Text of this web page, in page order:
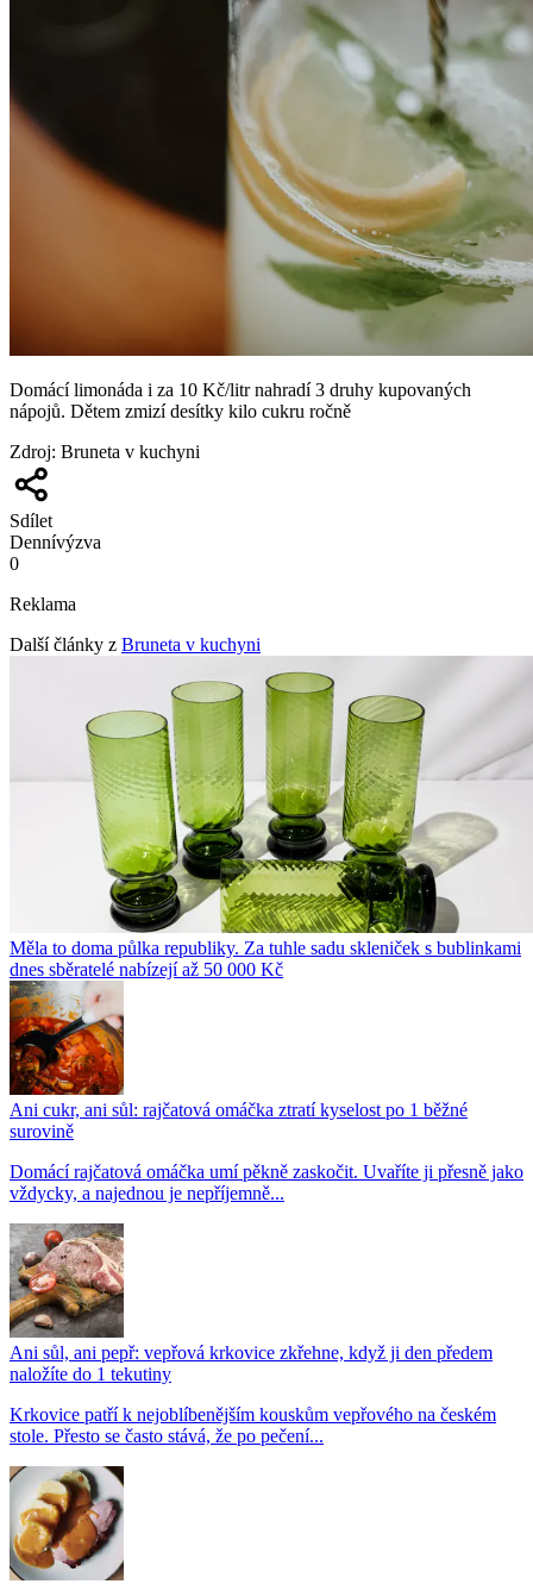
Domácí limonáda i za 10 Kč/litr nahradí 3 druhy kupovaných
nápojů. Dětem zmizí desítky kilo cukru ročně
Zdroj: Bruneta v kuchyni
Sdílet
Dennívýzva
0
Reklama
Další články z Bruneta v kuchyni
Měla to doma půlka republiky. Za tuhle sadu skleniček s bublinkami
dnes sběratelé nabízejí až 50 000 Kč
Ani cukr, ani sůl: rajčatová omáčka ztratí kyselost po 1 běžné
surovině
Domácí rajčatová omáčka umí pěkně zaskočit. Uvaříte ji přesně jako
vždycky, a najednou je nepříjemně...
Ani sůl, ani pepř: vepřová krkovice zkřehne, když ji den předem
naložíte do 1 tekutiny
Krkovice patří k nejoblíbenějším kouskům vepřového na českém
stole. Přesto se často stává, že po pečení...